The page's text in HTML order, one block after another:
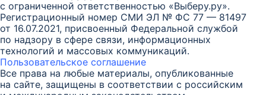
с ограниченной ответственностью «Выберу.ру».
Регистрационный номер СМИ ЭЛ № ФС 77 — 81497
от 16.07.2021, присвоенный Федеральной службой
по надзору в сфере связи, информационных
технологий и массовых коммуникаций.
Пользовательское соглашение
Все права на любые материалы, опубликованные
на сайте, защищены в соответствии с российским